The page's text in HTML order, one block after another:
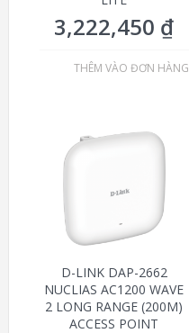
3,222,450 ₫
THÊM VÀO ĐƠN HÀNG
D-LINK DAP-2662
NUCLIAS AC1200 WAVE
2 LONG RANGE (200M)
ACCESS POINT